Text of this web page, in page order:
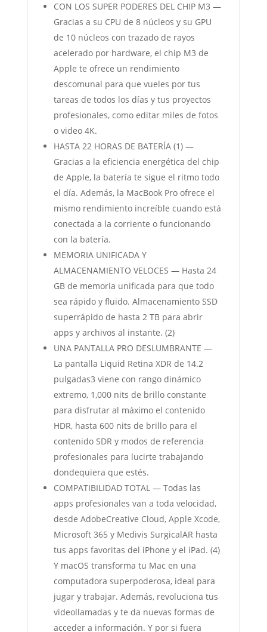
CON LOS SUPER PODERES DEL CHIP M3 —
Gracias a su CPU de 8 núcleos y su GPU
de 10 núcleos con trazado de rayos
acelerado por hardware, el chip M3 de
Apple te ofrece un rendimiento
descomunal para que vueles por tus
tareas de todos los días y tus proyectos
profesionales, como editar miles de fotos
o video 4K.
HASTA 22 HORAS DE BATERÍA (1) —
Gracias a la eficiencia energética del chip
de Apple, la batería te sigue el ritmo todo
el día. Además, la MacBook Pro ofrece el
mismo rendimiento increíble cuando está
conectada a la corriente o funcionando
con la batería.
MEMORIA UNIFICADA Y
ALMACENAMIENTO VELOCES — Hasta 24
GB de memoria unificada para que todo
sea rápido y fluido. Almacenamiento SSD
superrápido de hasta 2 TB para abrir
apps y archivos al instante. (2)
UNA PANTALLA PRO DESLUMBRANTE —
La pantalla Liquid Retina XDR de 14.2
pulgadas3 viene con rango dinámico
extremo, 1,000 nits de brillo constante
para disfrutar al máximo el contenido
HDR, hasta 600 nits de brillo para el
contenido SDR y modos de referencia
profesionales para lucirte trabajando
dondequiera que estés.
COMPATIBILIDAD TOTAL — Todas las
apps profesionales van a toda velocidad,
desde AdobeCreative Cloud, Apple Xcode,
Microsoft 365 y Medivis SurgicalAR hasta
tus apps favoritas del iPhone y el iPad. (4)
Y macOS transforma tu Mac en una
computadora superpoderosa, ideal para
jugar y trabajar. Además, revoluciona tus
videollamadas y te da nuevas formas de
acceder a información. Y por si fuera